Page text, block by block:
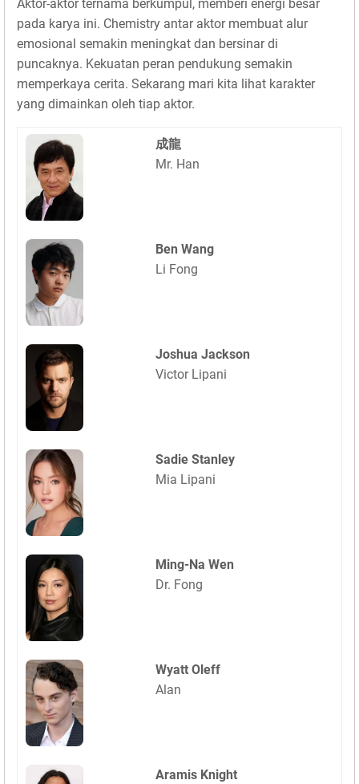
Aktor-aktor ternama berkumpul, memberi energi besar
pada karya ini. Chemistry antar aktor membuat alur
emosional semakin meningkat dan bersinar di
puncaknya. Kekuatan peran pendukung semakin
memperkaya cerita. Sekarang mari kita lihat karakter
yang dimainkan oleh tiap aktor.
成龍
Mr. Han
Ben Wang
Li Fong
Joshua Jackson
Victor Lipani
Sadie Stanley
Mia Lipani
Ming-Na Wen
Dr. Fong
Wyatt Oleff
Alan
Aramis Knight